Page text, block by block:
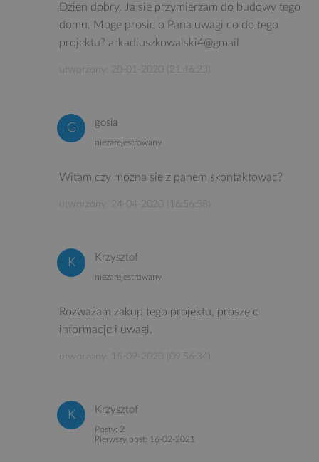
Dzien dobry. Ja sie przymierzam do budowy tego
domu. Moge prosic o Pana uwagi co do tego
projektu? arkadiuszkowalski4@gmail
utworzony: 20-01-2020 (21:46:23)
gosia
niezarejestrowany
Witam czy mozna sie z panem skontaktowac?
utworzony: 24-04-2020 (16:56:58)
Krzysztof
niezarejestrowany
Rozważam zakup tego projektu, proszę o
informacje i uwagi.
utworzony: 15-09-2020 (09:56:34)
Krzysztof
Posty: 2
Pierwszy post: 16-02-2021